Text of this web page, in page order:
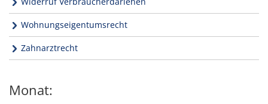
Wohnungseigentumsrecht
Zahnarztrecht
Monat: